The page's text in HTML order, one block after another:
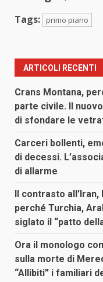
Tags: primo piano
ARTICOLI RECENTI
Crans Montana,
parte civile. Il
di sfondare le
Carceri bollenti,
di decessi.
di allarme
Il contrasto
perché Turchia,
siglato il “patto
Ora il monologo
sulla morte di
“Allibiti” i familiari